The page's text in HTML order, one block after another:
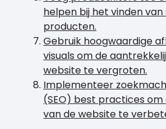
helpen bij het vinden
producten.
Gebruik hoogwaardige
visuals om de
website te vergroten.
Implementeer
(SEO) best practices
van de website te